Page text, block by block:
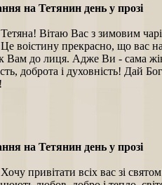
на Тетянин день у прозі
Тетяна! Вітаю Вас з зимовим
воістину прекрасно, що вас
Вам до лиця. Адже Ви - сама
доброта і духовність! Дай
на Тетянин день у прозі
привітати всіх вас зі